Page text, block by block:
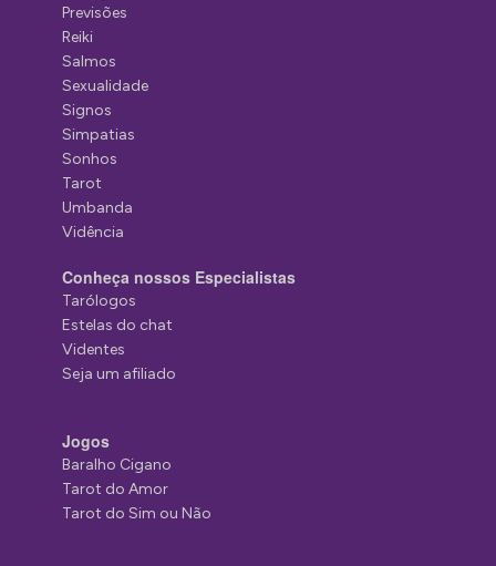
Previsões
Reiki
Salmos
Sexualidade
Signos
Simpatias
Sonhos
Tarot
Umbanda
Vidência
Conheça nossos Especialistas
Tarólogos
Estelas do chat
Videntes
Seja um afiliado
Jogos
Baralho Cigano
Tarot do Amor
Tarot do Sim ou Não